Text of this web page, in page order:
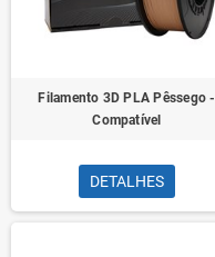
Filamento 3D PLA Pêssego -
Compatível
DETALHES